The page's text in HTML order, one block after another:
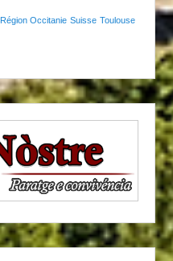
Région Occitanie Suisse Toulouse